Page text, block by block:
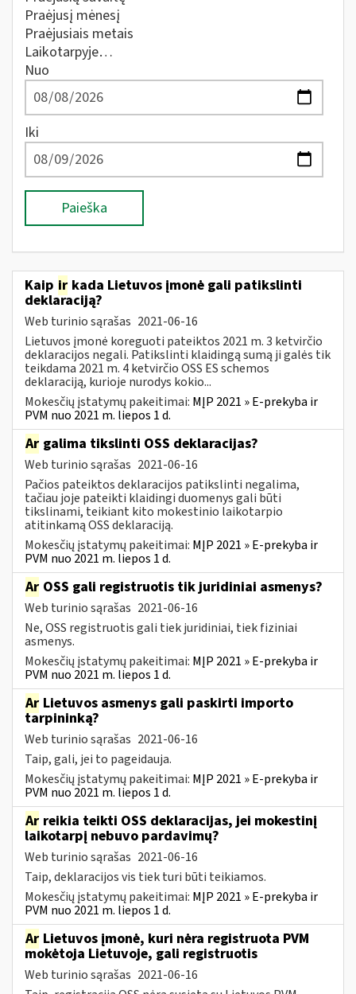
Praėjusį mėnesį
Praėjusiais metais
Laikotarpyje…
Nuo
Iki
Paieška
Kaip ir kada Lietuvos įmonė gali patikslinti
deklaraciją?
Web turinio sąrašas 2021-06-16
Lietuvos įmonė koreguoti pateiktos 2021 m. 3 ketvirčio
deklaracijos negali. Patikslinti klaidingą sumą ji galės tik
teikdama 2021 m. 4 ketvirčio OSS ES schemos
deklaraciją, kurioje nurodys kokio...
Mokesčių įstatymų pakeitimai: MĮP 2021 » E-prekyba ir
PVM nuo 2021 m. liepos 1 d.
Ar galima tikslinti OSS deklaracijas?
Web turinio sąrašas 2021-06-16
Pačios pateiktos deklaracijos patikslinti negalima,
tačiau joje pateikti klaidingi duomenys gali būti
tikslinami, teikiant kito mokestinio laikotarpio
atitinkamą OSS deklaraciją.
Mokesčių įstatymų pakeitimai: MĮP 2021 » E-prekyba ir
PVM nuo 2021 m. liepos 1 d.
Ar OSS gali registruotis tik juridiniai asmenys?
Web turinio sąrašas 2021-06-16
Ne, OSS registruotis gali tiek juridiniai, tiek fiziniai
asmenys.
Mokesčių įstatymų pakeitimai: MĮP 2021 » E-prekyba ir
PVM nuo 2021 m. liepos 1 d.
Ar Lietuvos asmenys gali paskirti importo
tarpininką?
Web turinio sąrašas 2021-06-16
Taip, gali, jei to pageidauja.
Mokesčių įstatymų pakeitimai: MĮP 2021 » E-prekyba ir
PVM nuo 2021 m. liepos 1 d.
Ar reikia teikti OSS deklaracijas, jei mokestinį
laikotarpį nebuvo pardavimų?
Web turinio sąrašas 2021-06-16
Taip, deklaracijos vis tiek turi būti teikiamos.
Mokesčių įstatymų pakeitimai: MĮP 2021 » E-prekyba ir
PVM nuo 2021 m. liepos 1 d.
Ar Lietuvos įmonė, kuri nėra registruota PVM
mokėtoja Lietuvoje, gali registruotis
Web turinio sąrašas 2021-06-16